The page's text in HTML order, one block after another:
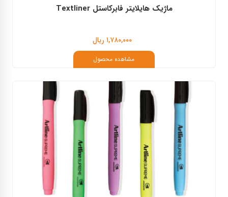
ماژیک هایلایتر فابرکاستل Textliner
۱,۷۸۰,۰۰۰ ریال
مشاهده محصول